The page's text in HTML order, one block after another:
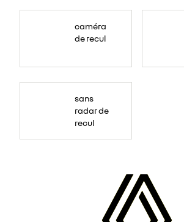
caméra
de recul
sans
radar de
recul